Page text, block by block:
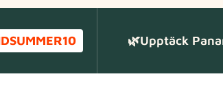
🌿Upptäck